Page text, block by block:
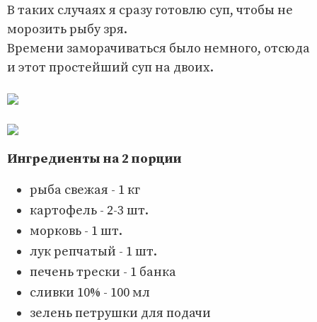
В таких случаях я сразу готовлю суп, чтобы не
морозить рыбу зря.
Времени заморачиваться было немного, отсюда
и этот простейший суп на двоих.
Ингредиенты на 2 порции
рыба свежая - 1 кг
картофель - 2-3 шт.
морковь - 1 шт.
лук репчатый - 1 шт.
печень трески - 1 банка
сливки 10% - 100 мл
зелень петрушки для подачи